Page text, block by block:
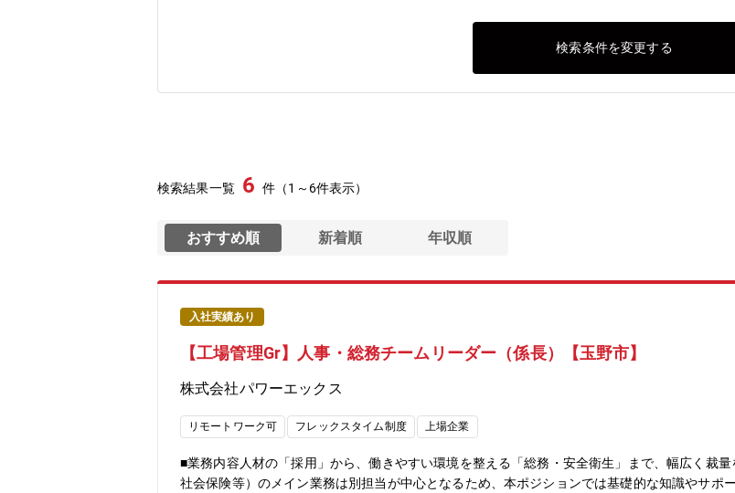
検索条件を変更する
検索結果一覧 6 件（1～6件表示）
おすすめ順 新着順 年収順
入社実績あり
【工場管理Gr】人事・総務チームリーダー（係長）【玉野市】
株式会社パワーエックス
リモートワーク可 フレックスタイム制度 上場企業
■業務内容人材の「採用」から、働きやすい環境を整える「総務・安全衛生」まで、幅広く裁
社会保険等）のメイン業務は別担当が中心となるため、本ポジションでは基礎的な知識やサポ